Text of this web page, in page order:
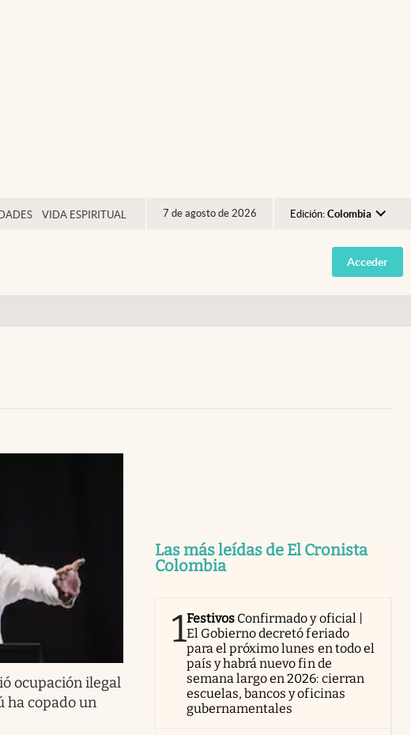
VIDA ESPIRITUAL 7 de agosto de 2026 Edición: Colombia
Argentina
España
Acceder
ocupación ilegal
ha copado un
Las más leídas de El Cronista
Colombia
1Festivos Confirmado y oficial |
El Gobierno decretó feriado
para el próximo lunes en todo el
país y habrá nuevo fin de
semana largo en 2026: cierran
escuelas, bancos y oficinas
gubernamentales